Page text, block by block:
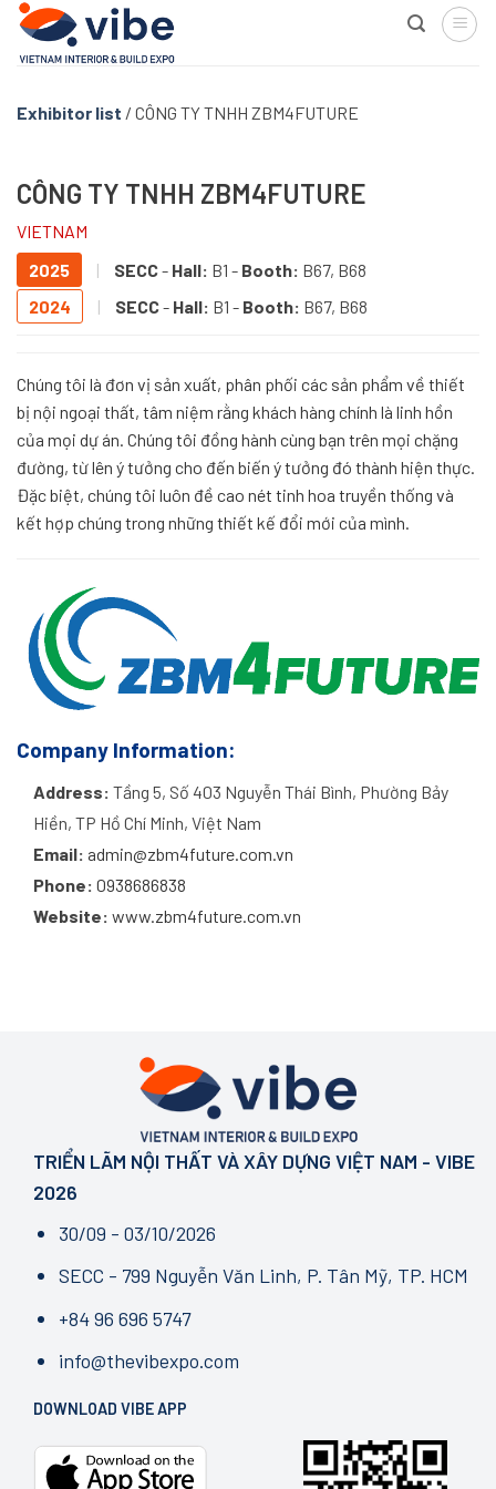
Skip
content
Exhibitor list / CÔNG TY TNHH ZBM4FUTURE
CÔNG TY TNHH ZBM4FUTURE
VIETNAM
2025
| SECC- Hall: B1 - Booth: B67, B68
2024
| SECC- Hall: B1 - Booth: B67, B68
Chúng tôi là đơn vị sản xuất, phân phối các sản phẩm về thiết
bị nội ngoại thất, tâm niệm rằng khách hàng chính là linh hồn
của mọi dự án. Chúng tôi đồng hành cùng bạn trên mọi chặng
đường, từ lên ý tưởng cho đến biến ý tưởng đó thành hiện thực.
Đặc biệt, chúng tôi luôn đề cao nét tinh hoa truyền thống và
kết hợp chúng trong những thiết kế đổi mới của mình.
Company Information:
Address: Tầng 5, Số 403 Nguyễn Thái Bình, Phường Bảy
Hiền, TP Hồ Chí Minh, Việt Nam
Email: admin@zbm4future.com.vn
Phone: 0938686838
Website: www.zbm4future.com.vn
TRIỂN LÃM NỘI THẤT VÀ XÂY DỰNG VIỆT NAM - VIBE
2026
30/09 - 03/10/2026
SECC - 799 Nguyễn Văn Linh, P. Tân Mỹ, TP. HCM
+84 96 696 5747
info@thevibexpo.com
DOWNLOAD VIBE APP